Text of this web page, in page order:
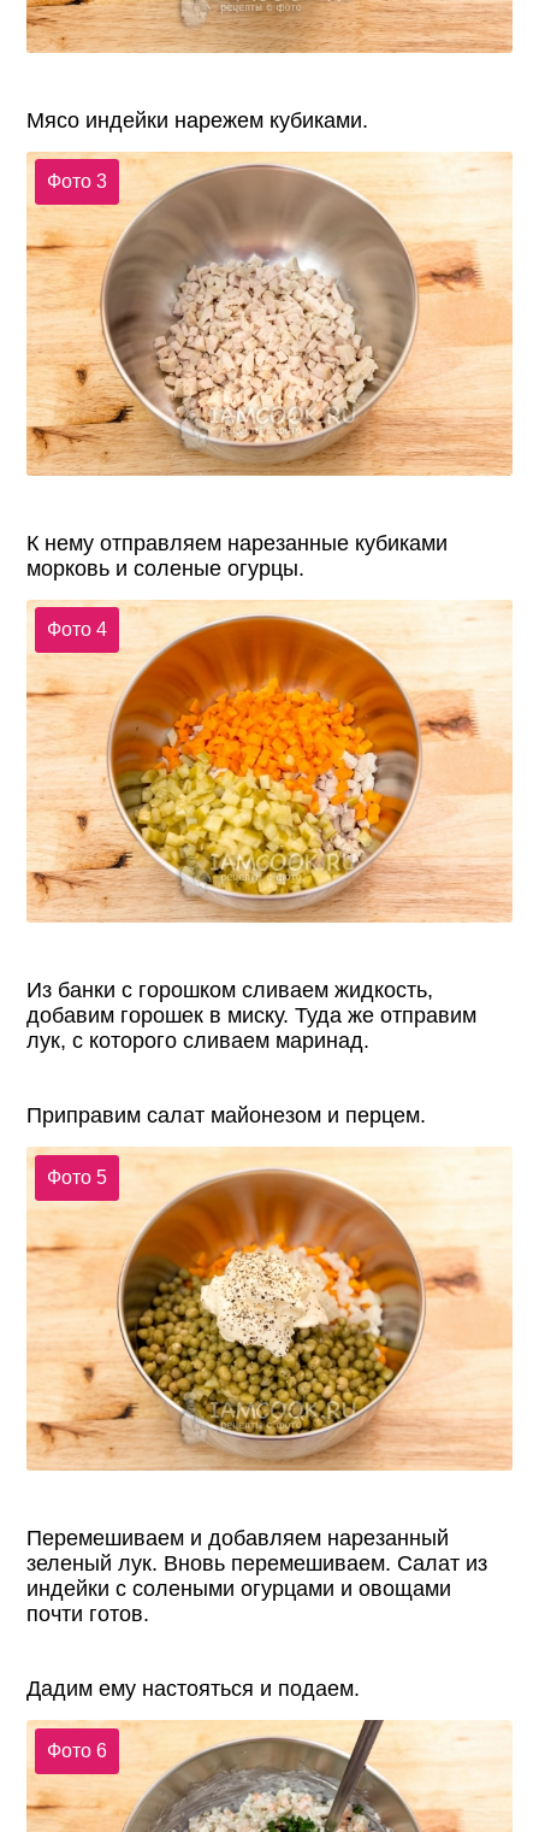
Мясо индейки нарежем кубиками.
Фото 3
К нему отправляем нарезанные кубиками
морковь и соленые огурцы.
Фото 4
Из банки с горошком сливаем жидкость,
добавим горошек в миску. Туда же отправим
лук, с которого сливаем маринад.
Приправим салат майонезом и перцем.
Фото 5
Перемешиваем и добавляем нарезанный
зеленый лук. Вновь перемешиваем. Салат из
индейки с солеными огурцами и овощами
почти готов.
Дадим ему настояться и подаем.
Фото 6